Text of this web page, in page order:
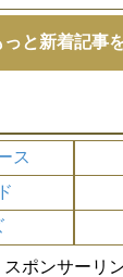
っと新着記事
ス
スポンサーリ